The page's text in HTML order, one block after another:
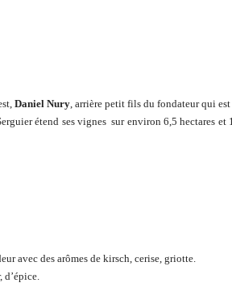
Daniel Nury, arrière petit fils du fondateur qui
étend ses vignes sur environ 6,5 hectares
avec des arômes de kirsch, cerise, griotte.
d’épice.